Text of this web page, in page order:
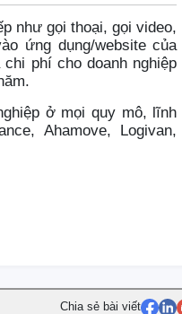
như gọi thoại, gọi video,
ứng dụng/website của
phí cho doanh nghiệp
ở mọi quy mô, lĩnh
Ahamove, Logivan,
Chia sẻ bài viết